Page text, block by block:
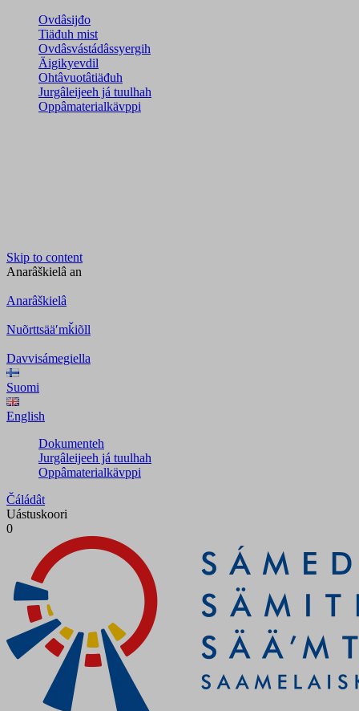
Ovdâsijđo
Tiäđuh mist
Ovdâsvástádâssyergih
Äigikyevdil
Ohtâvuotâtiäđuh
Jurgâleijeeh já tuulhah
Oppâmaterialkävppi
Skip to content
Anarâškielâ an
Anarâškielâ
Nuõrttsääʹmǩiõll
Davvisámegiella
Suomi
English
Dokumenteh
Jurgâleijeeh já tuulhah
Oppâmaterialkävppi
Čáládât
Uástuskoori
0